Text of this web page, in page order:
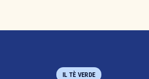
IL TÈ VERDE